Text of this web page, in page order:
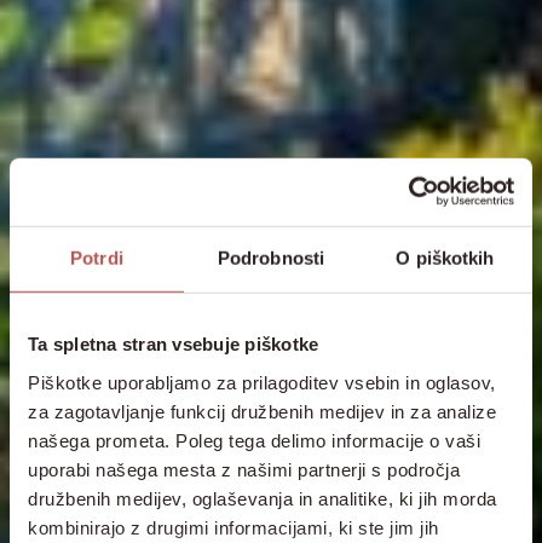
Potrdi Podrobnosti O piškotkih
Ta spletna stran vsebuje piškotke
Piškotke uporabljamo za prilagoditev vsebin in oglasov,
za zagotavljanje funkcij družbenih medijev in za analize
našega prometa. Poleg tega delimo informacije o vaši
uporabi našega mesta z našimi partnerji s področja
družbenih medijev, oglaševanja in analitike, ki jih morda
kombinirajo z drugimi informacijami, ki ste jim jih